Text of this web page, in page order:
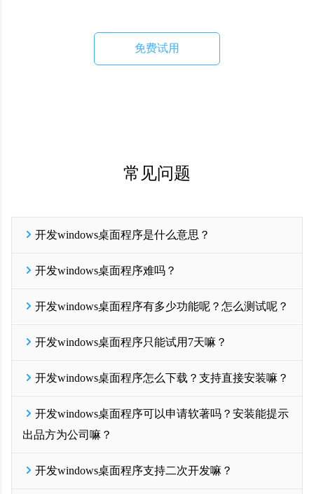
免费试用
常见问题
开发windows桌面程序是什么意思？
站一键打包成windows电脑可安装的EXE文件，实现快捷简单的低代
码开发软件能力；在线网站打包支持windows系统32位和64位安装包
一键生成，只要有PC网站就可以制作电脑端桌面软件，可大幅降低
桌面软件开发的技术门槛和各项成本。
开发EXE从一门开始！免费试用
开发windows桌面程序难吗？
整个exe打包过程非常的简单：您只需要注册成为一门开发者会员，
登录一门开发平台，点击新建应用，输入您的PC网站地址URL，上
传软件LOGO（1024*1024像素）之后点击【生成安装包】按钮，即
可一键在线生成，整个过程耗时只需要3-5分钟。
开发EXE从一门开始！免费试用
开发windows桌面程序有多少功能呢？怎么测试呢？
如果现有功能不能满足您的需求，您可以联系我们右侧在线客服，
我们支持功能的定制开发；
一门所有功能都可以免费试用7天，在开发者后台【配置】-【配置
电脑版】找到需要测试的功能，点击左侧功能图标即可进行配置；
配置好之后点击保存，点击左侧导航【生成安装包】按钮生成新版
exe，安装新版exe即可体验功能了。
开发windows桌面程序只能试用7天嘛？
您可以先注册成为一门开发者会员，先进行测试体验，满意后再付
费开通正式版；
如果试用期7天不够完整测试，您还可以联系我们右侧在线客服，我
们很乐意为您延长试用期，但原则上整个试用期不超过2周。
开发EXE从一门开始！
开发windows桌面程序怎么下载？支持直接安装嘛？
一门应用开发者后台可以直接生成32位和64位的exe安装包，根据自
己电脑系统选择下载，之后可直接安装打包电脑上，并在桌面生成
软件快捷打开图标
由于exe安装包比较大，我们仅提供开发者下载，您可以在开发者后
台【生成安装包】页面直接下载exe到您的本地电脑
开发windows桌面程序可以申请软著吗？安装能提示
出品方为公司嘛？
直接后台下单即可；
2. 电脑安装提示出品方为公司，显示公司名字，这个需要申请
开发windows桌面程序支持二次开发嘛？